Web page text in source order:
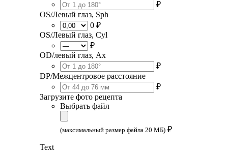
₽
OS/Левый глаз, Sph
0 ₽
OS/Левый глаз, Cyl
₽
OD/левый глаз, Ax
₽
DP/Межцентровое расстояние
₽
Загрузите фото рецепта
Выбрать файл
(максимальный размер файла 20 МБ) ₽
Text